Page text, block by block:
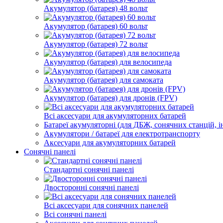
Акумулятор (батарея) 48 вольт
Акумулятор (батарея) 60 вольт
Акумулятор (батарея) 72 вольт
Акумулятор (батарея) для велосипеда
Акумулятор (батарея) для самоката
Акумулятор (батарея) для дронів (FPV)
Всі аксесуари для акумуляторних батарей
Батареї акумуляторні (для ДБЖ, сонячних станцій,
Акумулятори / батареї для електротранспорту
Аксесуари для акумуляторних батарей
Сонячні панелі
Стандартні сонячні панелі
Двосторонні сонячні панелі
Всі аксесуари для сонячних панелей
Всі сонячні панелі